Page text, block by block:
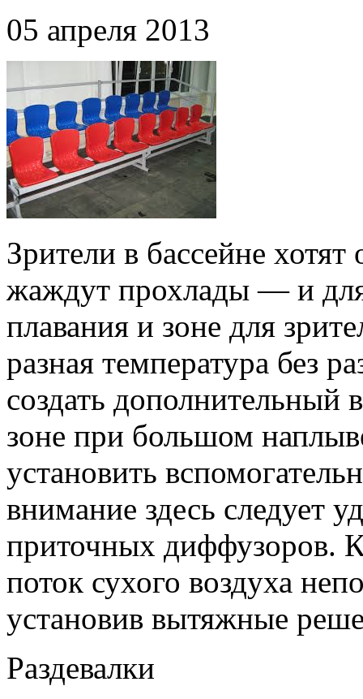
05 апреля 2013
Зрители в бассейне
жаждут прохлады — и
плавания и зоне для
разная температура без
создать дополнительный
зоне при большом
установить
внимание здесь следует
приточных диффузоров.
поток сухого воздуха
установив вытяжные
Раздевалки